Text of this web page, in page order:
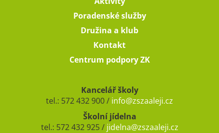
Poradenské služby
Družina a klub
Kontakt
Centrum podpory ZK
Kancelář školy
tel.: 572 432 900 / info@zszaaleji.cz
Školní jídelna
tel.: 572 432 925 / jidelna@zszaaleji.cz